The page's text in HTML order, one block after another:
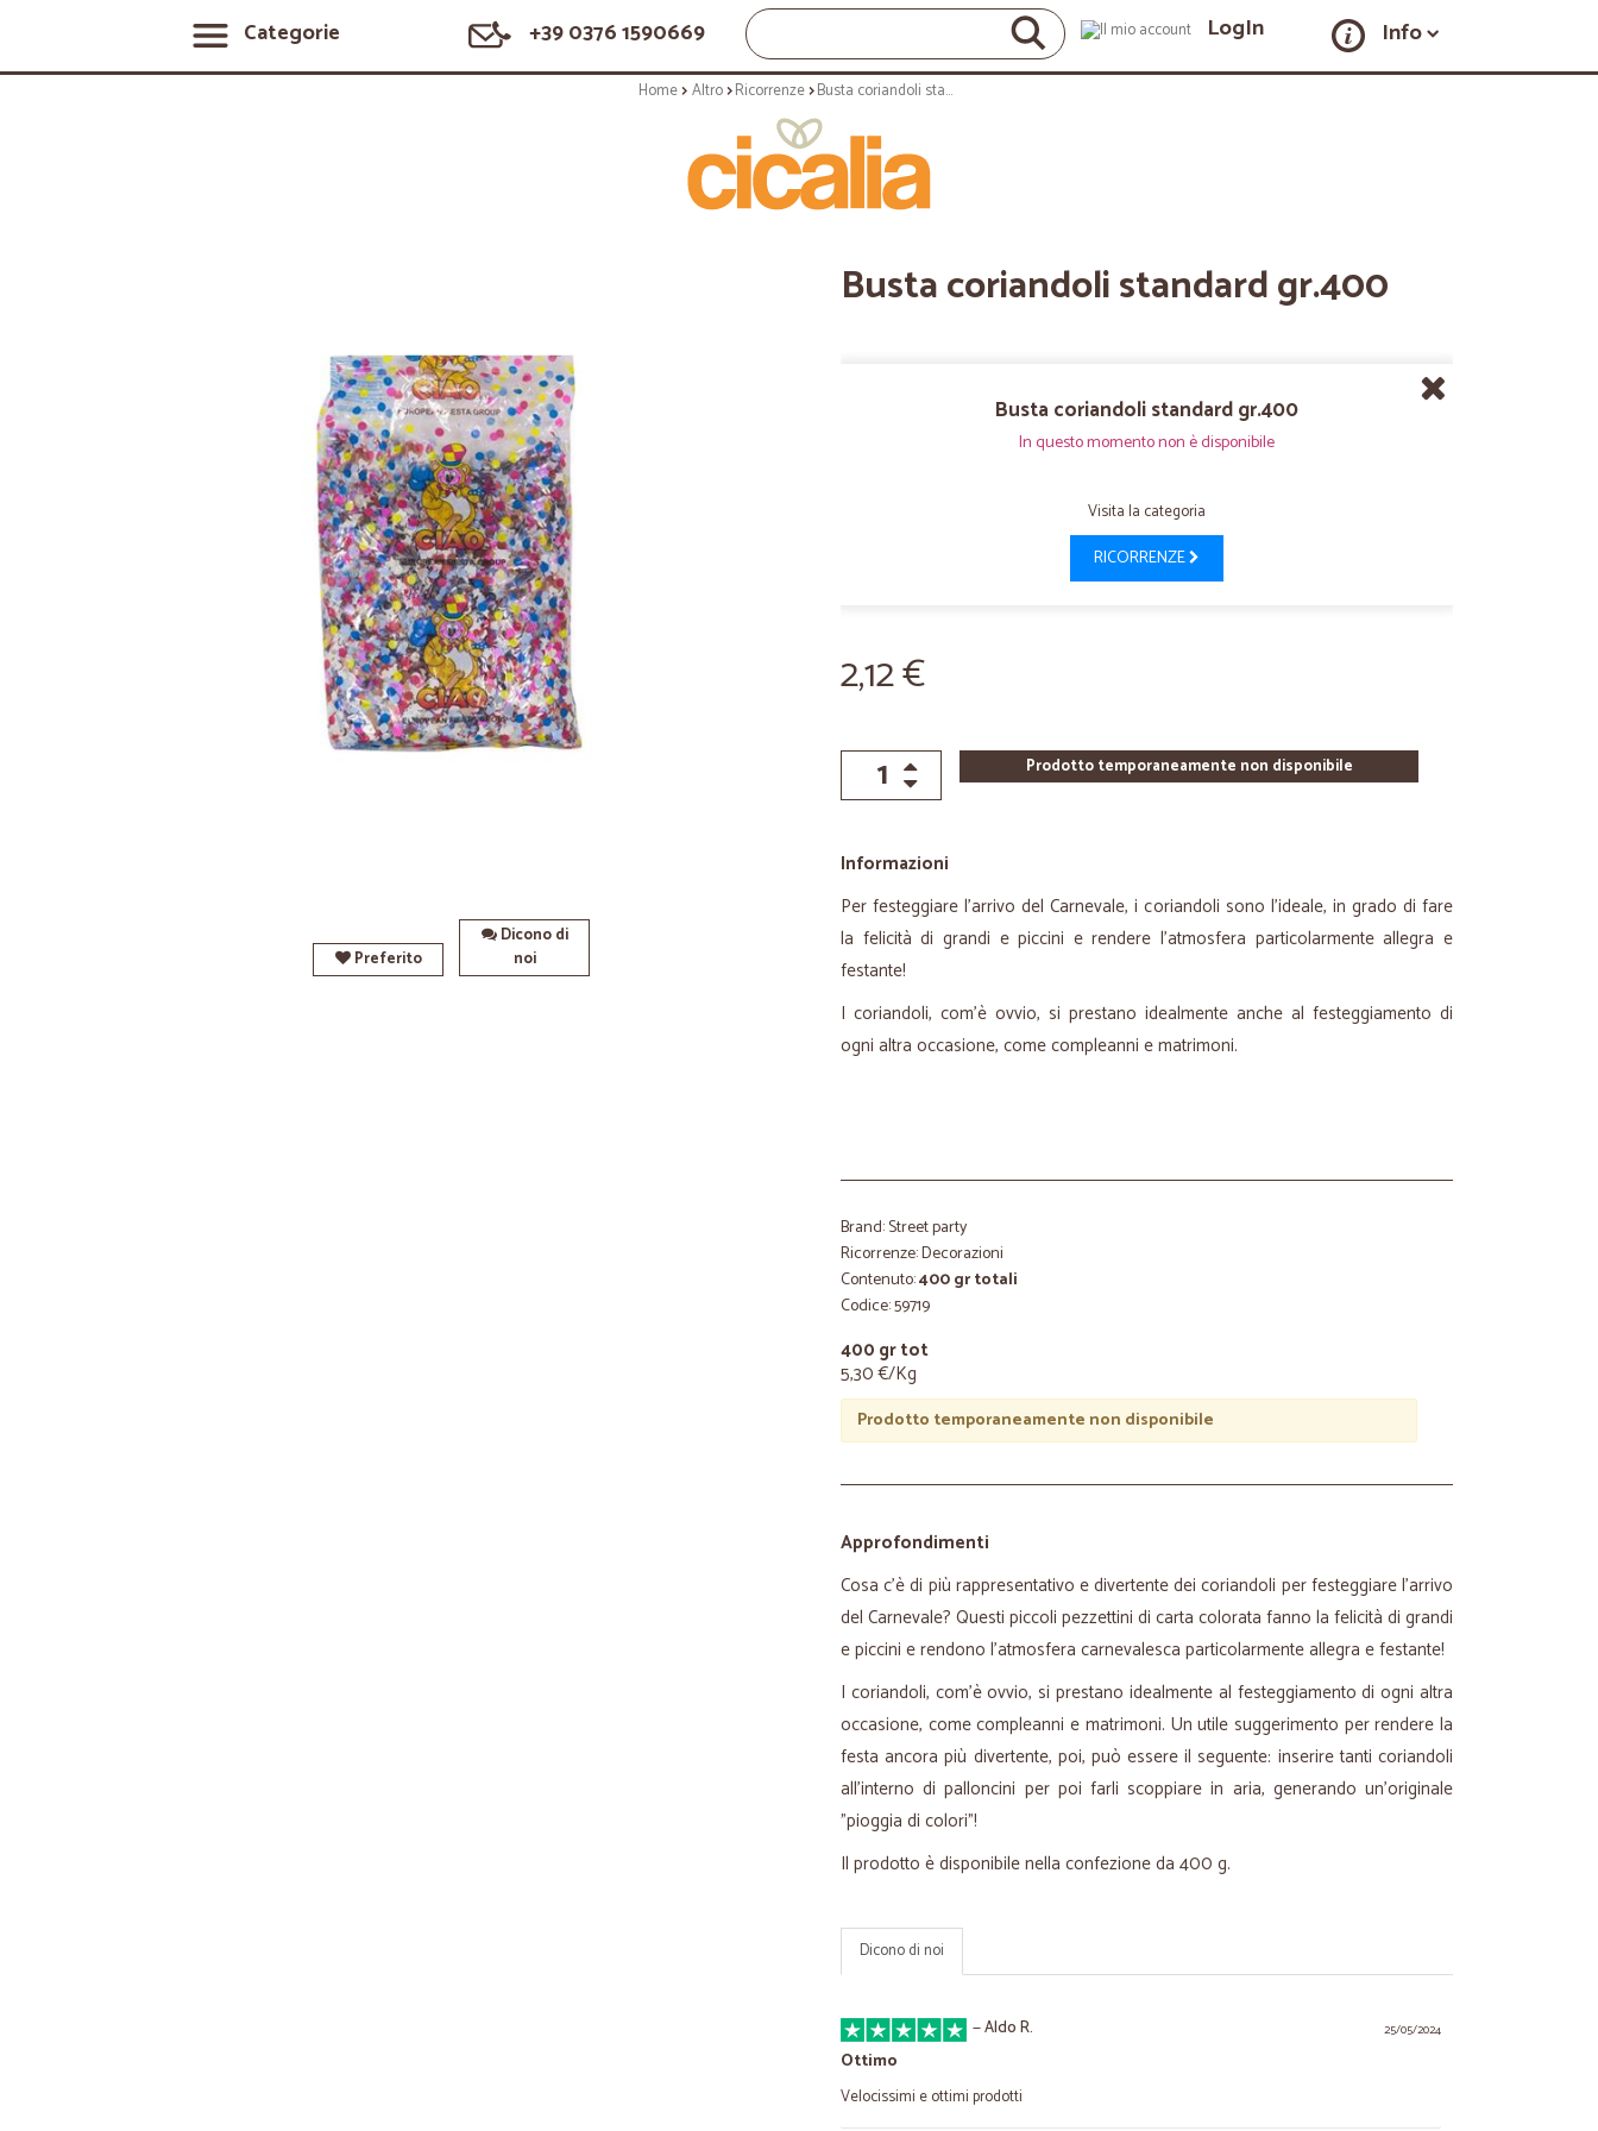
Categorie +39 0376 1590669 LogIn Info
Home Altro Ricorrenze Busta coriandoli standard gr.400
Preferito
Dicono di
noi
Busta coriandoli standard gr.400
Busta coriandoli standard gr.400
In questo momento non è disponibile
Visita la categoria
RICORRENZE
2,12 €
Prodotto temporaneamente non disponibile
Informazioni
Per festeggiare l'arrivo del Carnevale, i coriandoli sono l'ideale, in grado di fare
la felicità di grandi e piccini e rendere l'atmosfera particolarmente allegra e
festante!
I coriandoli, com'è ovvio, si prestano idealmente anche al festeggiamento di
ogni altra occasione, come compleanni e matrimoni.
Brand: Street party
Ricorrenze: Decorazioni
Contenuto:400 gr totali
Codice: 59719
400 gr tot
5,30 €/Kg
Prodotto temporaneamente non disponibile
Approfondimenti
Cosa c'è di più rappresentativo e divertente dei coriandoli per festeggiare l'arrivo
del Carnevale? Questi piccoli pezzettini di carta colorata fanno la felicità di grandi
e piccini e rendono l'atmosfera carnevalesca particolarmente allegra e festante!
I coriandoli, com'è ovvio, si prestano idealmente al festeggiamento di ogni altra
occasione, come compleanni e matrimoni. Un utile suggerimento per rendere la
festa ancora più divertente, poi, può essere il seguente: inserire tanti coriandoli
all'interno di palloncini per poi farli scoppiare in aria, generando un'originale
"pioggia di colori"!
Il prodotto è disponibile nella confezione da 400 g.
Dicono di noi
25/05/2024
—Aldo R.
Ottimo
Velocissimi e ottimi prodotti